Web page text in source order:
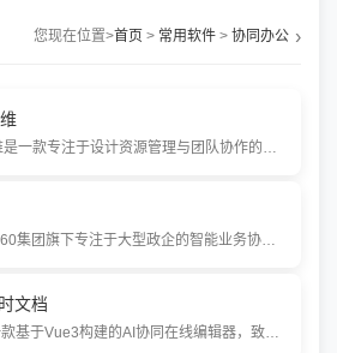
您现在位置>首页 > 常用软件 > 协同办公
文档